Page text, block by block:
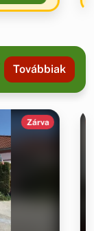
Továbbiak
Zárva